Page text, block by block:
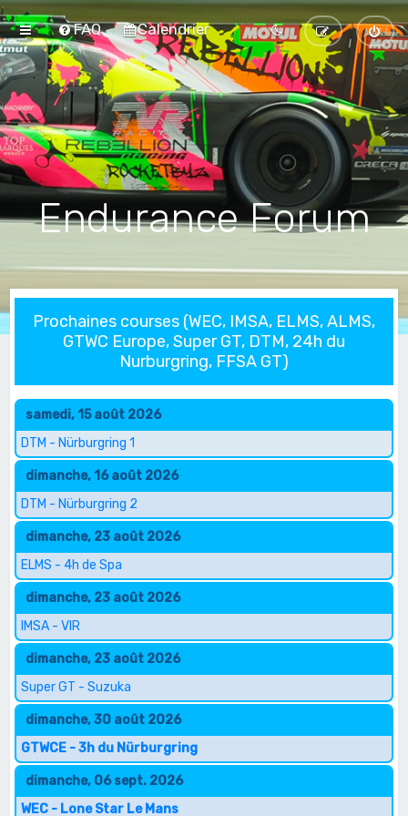
FAQ Calendrier
Endurance Forum
Prochaines courses (WEC, IMSA, ELMS, ALMS,
GTWC Europe, Super GT, DTM, 24h du
Nurburgring, FFSA GT)
samedi, 15 août 2026
DTM - Nürburgring 1
dimanche, 16 août 2026
DTM - Nürburgring 2
dimanche, 23 août 2026
ELMS - 4h de Spa
dimanche, 23 août 2026
IMSA - VIR
dimanche, 23 août 2026
Super GT - Suzuka
dimanche, 30 août 2026
GTWCE - 3h du Nürburgring
dimanche, 06 sept. 2026
WEC - Lone Star Le Mans